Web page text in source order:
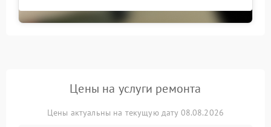
Цены на услуги ремонта
Цены актуальны на текущую дату 08.08.2026